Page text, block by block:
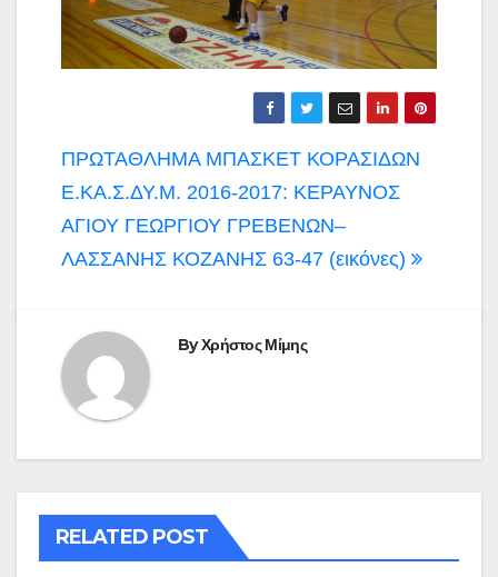
Πλοήγηση
άρθρων
ΠΡΩΤΑΘΛΗΜΑ ΜΠΑΣΚΕΤ ΚΟΡΑΣΙΔΩΝ
Ε.ΚΑ.Σ.ΔΥ.Μ. 2016-2017: ΚΕΡΑΥΝΟΣ
ΑΓΙΟΥ ΓΕΩΡΓΙΟΥ ΓΡΕΒΕΝΩΝ–
ΛΑΣΣΑΝΗΣ ΚΟΖΑΝΗΣ 63-47 (εικόνες)
ByΧρήστος Μίμης
RELATED POST